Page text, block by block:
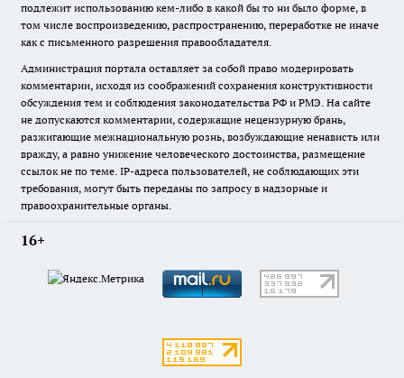
подлежит использованию кем-либо в какой бы то ни было форме, в
том числе воспроизведению, распространению, переработке не иначе
как с письменного разрешения правообладателя.
Администрация портала оставляет за собой право модерировать
комментарии, исходя из соображений сохранения конструктивности
обсуждения тем и соблюдения законодательства РФ и РМЭ. На сайте
не допускаются комментарии, содержащие нецензурную брань,
разжигающие межнациональную рознь, возбуждающие ненависть или
вражду, а равно унижение человеческого достоинства, размещение
ссылок не по теме. IP-адреса пользователей, не соблюдающих эти
требования, могут быть переданы по запросу в надзорные и
правоохранительные органы.
16+